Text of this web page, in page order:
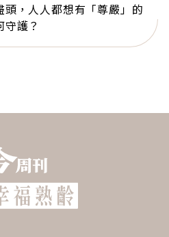
，人人都想有「尊嚴」的
護？